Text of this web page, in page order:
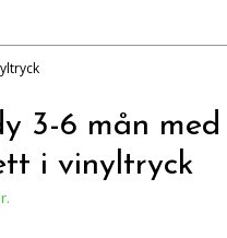
3-6 mån
i vinyltryck